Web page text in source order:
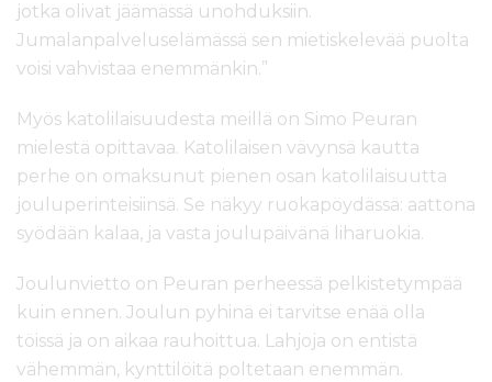
jotka olivat jäämässä unohduksiin.
Jumalanpalveluselämässä sen mietiskelevää puolta
voisi vahvistaa enemmänkin.”
Myös katolilaisuudesta meillä on Simo Peuran
mielestä opittavaa. Katolilaisen vävynsä kautta
perhe on omaksunut pienen osan katolilaisuutta
jouluperinteisiinsä. Se näkyy ruokapöydässä: aattona
syödään kalaa, ja vasta joulupäivänä liharuokia.
Joulunvietto on Peuran perheessä pelkistetympää
kuin ennen. Joulun pyhinä ei tarvitse enää olla
töissä ja on aikaa rauhoittua. Lahjoja on entistä
vähemmän, kynttilöitä poltetaan enemmän.